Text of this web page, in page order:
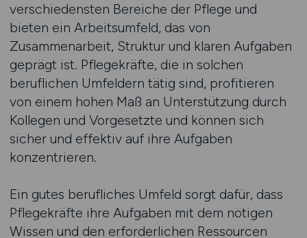
verschiedensten Bereiche der Pflege und
bieten ein Arbeitsumfeld, das von
Zusammenarbeit, Struktur und klaren Aufgaben
geprägt ist. Pflegekräfte, die in solchen
beruflichen Umfeldern tätig sind, profitieren
von einem hohen Maß an Unterstützung durch
Kollegen und Vorgesetzte und können sich
sicher und effektiv auf ihre Aufgaben
konzentrieren.
Ein gutes berufliches Umfeld sorgt dafür, dass
Pflegekräfte ihre Aufgaben mit dem nötigen
Wissen und den erforderlichen Ressourcen